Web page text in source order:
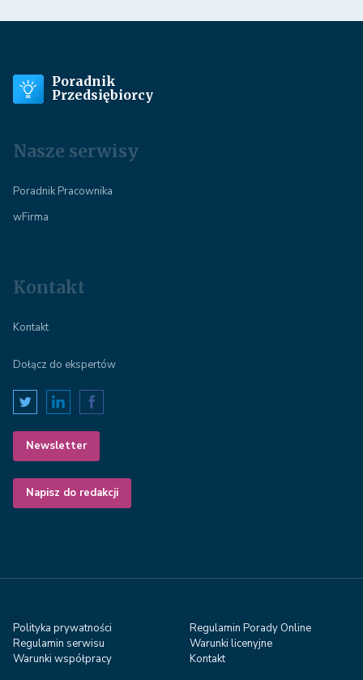
Poradnik
Przedsiębiorcy
Nasze serwisy
Poradnik Pracownika
wFirma
Kontakt
Kontakt
Dołącz do ekspertów
Newsletter
Napisz do redakcji
Polityka prywatności
Regulamin Porady Online
Regulamin serwisu
Warunki licenyjne
Warunki współpracy
Kontakt